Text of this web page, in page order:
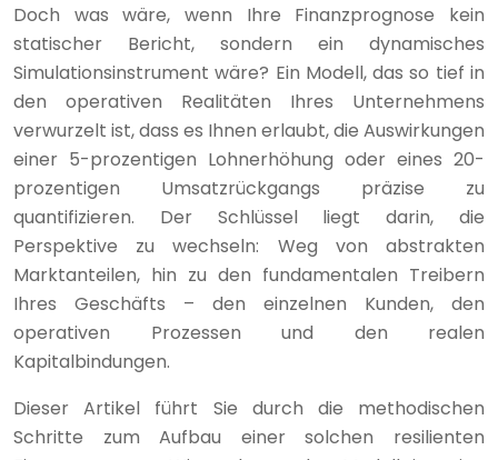
Doch was wäre, wenn Ihre Finanzprognose kein
statischer Bericht, sondern ein dynamisches
Simulationsinstrument wäre? Ein Modell, das so tief in
den operativen Realitäten Ihres Unternehmens
verwurzelt ist, dass es Ihnen erlaubt, die Auswirkungen
einer 5-prozentigen Lohnerhöhung oder eines 20-
prozentigen Umsatzrückgangs präzise zu
quantifizieren. Der Schlüssel liegt darin, die
Perspektive zu wechseln: Weg von abstrakten
Marktanteilen, hin zu den fundamentalen Treibern
Ihres Geschäfts – den einzelnen Kunden, den
operativen Prozessen und den realen
Kapitalbindungen.
Dieser Artikel führt Sie durch die methodischen
Schritte zum Aufbau einer solchen resilienten